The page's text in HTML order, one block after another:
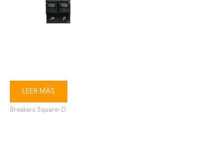
LEER MÁS
Breakers Square-D